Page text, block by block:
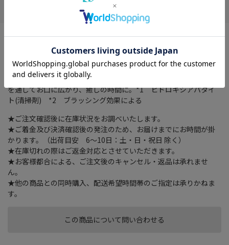
この商品について問い合わせる
歯を白く*2 薬用歯みがき粉 卵殻研究10年 卵殻アパタイト*1
配合歯磨きで白い輝き。ツルッツルの美しい歯に*2シンプルに。
上質に。心地よく。笑顔の印象を決める白い歯｡「紅茶の香り」が
楽しめる歯磨き粉が勢揃い！まるで本物の紅茶を淹れているとき
の茶葉から漂うような本格的ティーフレーバーの香りが、歯磨き粉
を通してお口に広がり、癒しの時間に。*1 ヒドロキシアパタイ
ト(清掃剤) *2 ブラッシング効果による
★ご注文確認後に在庫状況をお調べいたします。
★ご着金及び決済確認後の発注のため、お届けまでにお時間が掛
かります。（出荷目安 6～10日：土・日・祝日 除く）
★在庫切れの際はご返金対応とさせていただきます。
★お客様都合による、ご注文後のキャンセル・返品は承れませ
ん。
★他の商品との同時購入、配送希望時間帯のご指定は承りかねま
す。